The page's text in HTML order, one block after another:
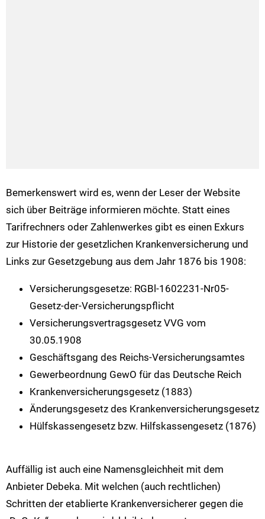
Bemerkenswert wird es, wenn der Leser der Website
sich über Beiträge informieren möchte. Statt eines
Tarifrechners oder Zahlenwerkes gibt es einen Exkurs
zur Historie der gesetzlichen Krankenversicherung und
Links zur Gesetzgebung aus dem Jahr 1876 bis 1908:
Versicherungsgesetze: RGBl-1602231-Nr05-
Gesetz-der-Versicherungspflicht
Versicherungsvertragsgesetz VVG vom
30.05.1908
Geschäftsgang des Reichs-Versicherungsamtes
Gewerbeordnung GewO für das Deutsche Reich
Krankenversicherungsgesetz (1883)
Änderungsgesetz des Krankenversicherungsgesetz
Hülfskassengesetz bzw. Hilfskassengesetz (1876)
Auffällig ist auch eine Namensgleichheit mit dem
Anbieter Debeka. Mit welchen (auch rechtlichen)
Schritten der etablierte Krankenversicherer gegen die